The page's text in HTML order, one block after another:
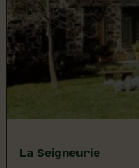
La Seigneurie